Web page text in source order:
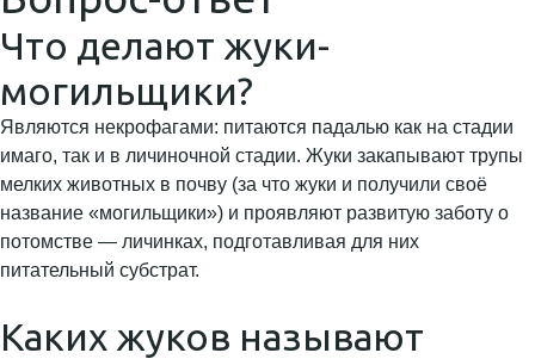
Что делают жуки-
могильщики?
Являются некрофагами: питаются падалью как на стадии
имаго, так и в личиночной стадии. Жуки закапывают трупы
мелких животных в почву (за что жуки и получили своё
название «могильщики») и проявляют развитую заботу о
потомстве — личинках, подготавливая для них
питательный субстрат.
Каких жуков называют